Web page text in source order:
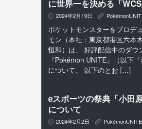
に世界一を決める「
P 2024年2月19日 K
ポケットモンスターをプロデ
モン（本社：東京都港区六本
恒和）は、 好評配信中のダウ
『Pokémon UNITE』（以下
について、 以下のとお […]
eスポーツの祭典「小田
について
P 2024年2月2日 K PokémonUNITE